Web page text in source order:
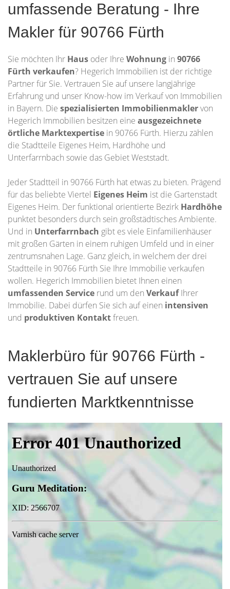
umfassende Beratung - Ihre
Makler für 90766 Fürth
Sie möchten Ihr Haus oder Ihre Wohnung in 90766
Fürth verkaufen? Hegerich Immobilien ist der richtige
Partner für Sie. Vertrauen Sie auf unsere langjährige
Erfahrung und unser Know-how im Verkauf von Immobilien
in Bayern. Die spezialisierten Immobilienmaklervon
Hegerich Immobilien besitzen eine ausgezeichnete
örtliche Marktexpertise in 90766 Fürth. Hierzu zählen
die Stadtteile Eigenes Heim, Hardhöhe und
Unterfarrnbach sowie das Gebiet Weststadt.
Jeder Stadtteil in 90766 Fürth hat etwas zu bieten. Prägend
für das beliebte Viertel Eigenes Heim ist die Gartenstadt
Eigenes Heim. Der funktional orientierte Bezirk Hardhöhe
punktet besonders durch sein großstädtisches Ambiente.
Und in Unterfarrnbach gibt es viele Einfamilienhäuser
mit großen Gärten in einem ruhigen Umfeld und in einer
zentrumsnahen Lage. Ganz gleich, in welchem der drei
Stadtteile in 90766 Fürth Sie Ihre Immobilie verkaufen
wollen. Hegerich Immobilien bietet Ihnen einen
umfassenden Service rund um den VerkaufIhrer
Immobilie. Dabei dürfen Sie sich auf einen intensiven
und produktiven Kontaktfreuen.
Maklerbüro für 90766 Fürth -
vertrauen Sie auf unsere
fundierten Marktkenntnisse